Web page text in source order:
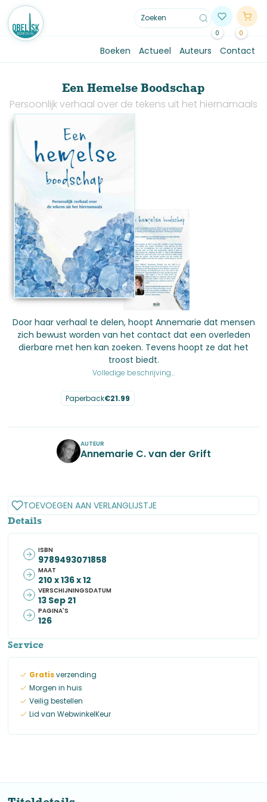
0 0
Boeken Actueel Auteurs Contact
Een Hemelse Boodschap
Persoonlijk verhaal over de tekens uit het hiernamaals
Door haar verhaal te delen, hoopt Annemarie dat mensen
zich bewust worden van het contact dat een overleden
dierbare met hen kan zoeken. Tevens hoopt ze dat het
troost biedt.
Volledige beschrijving...
Paperback€21.99
AUTEUR
Annemarie C. van der Grift
TOEVOEGEN AAN VERLANGLIJSTJE
Details
ISBN
9789493071858
MAAT
210 x 136 x 12
VERSCHIJNINGSDATUM
13 Sep 21
PAGINA'S
126
Service
Gratisverzending
Morgen in huis
Veilig bestellen
Lid van WebwinkelKeur